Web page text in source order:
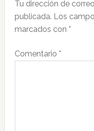
los
lectores
Tu dirección de
publicada. Los
marcados con *
Comentario *